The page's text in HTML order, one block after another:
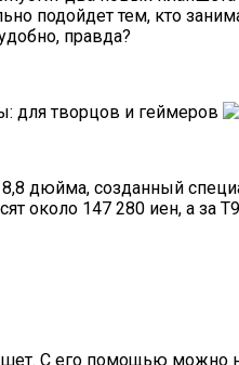
подойдет тем, кто
правда?
дюйма, созданный
около 147 280 иен, а за
С его помощью можно